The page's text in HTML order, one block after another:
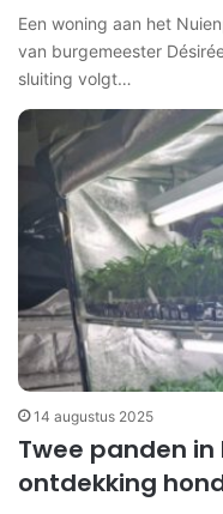
Een woning aan het
van burgemeester
sluiting volgt…
14 augustus 2025
Twee panden
ontdekking